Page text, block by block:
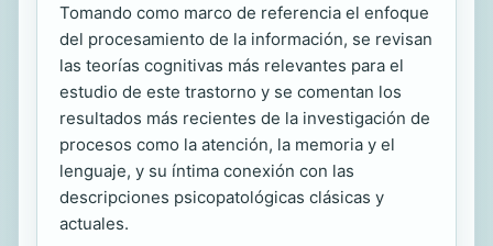
Tomando como marco de referencia el enfoque
del procesamiento de la información, se revisan
las teorías cognitivas más relevantes para el
estudio de este trastorno y se comentan los
resultados más recientes de la investigación de
procesos como la atención, la memoria y el
lenguaje, y su íntima conexión con las
descripciones psicopatológicas clásicas y
actuales.